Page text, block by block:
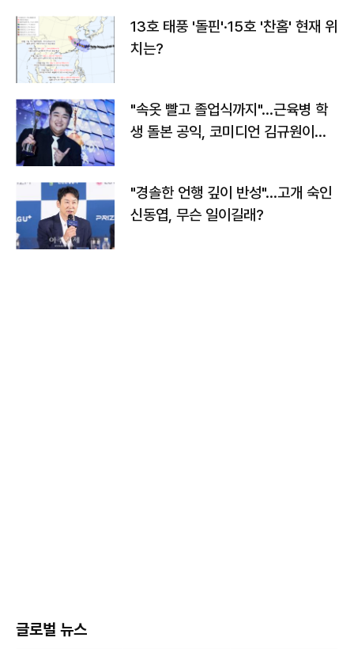
13호 태풍 '돌핀'·15호 '찬홈' 현재 위
치는?
"속옷 빨고 졸업식까지"…근육병 학
생 돌본 공익, 코미디언 김규원이었
"경솔한 언행 깊이 반성"…고개 숙인
신동엽, 무슨 일이길래?
글로벌 뉴스